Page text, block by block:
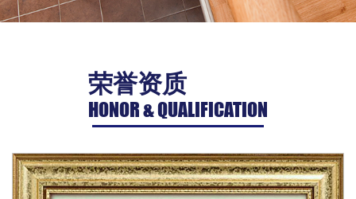
荣誉资质
HONOR & QUALIFICATION